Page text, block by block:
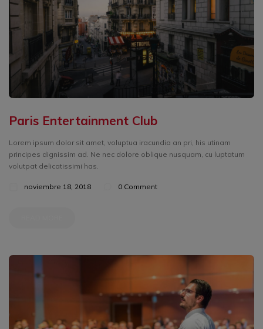
Paris Entertainment Club
Lorem ipsum dolor sit amet, voluptua iracundia an pri, his utinam
principes dignissim ad. Ne nec dolore oblique nusquam, cu luptatum
volutpat delicatissimi has.
noviembre 18, 2018 0 Comment